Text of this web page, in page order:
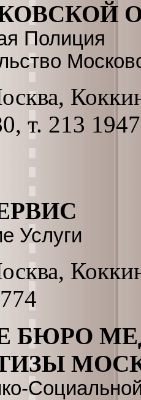
Полиция
т. 213 1947
Услуги
БЮРО